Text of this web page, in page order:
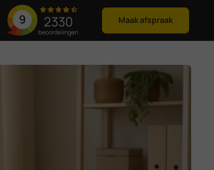
9 2330
beoordelingen
Maak afspraak